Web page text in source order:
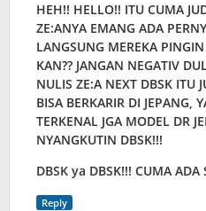
HEH!! HELLO!! ITU CUMA
ZE:ANYA EMANG ADA
LANGSUNG MEREKA
KAN?? JANGAN NEGATIV
NULIS ZE:A NEXT DBSK ITU
BISA BERKARIR DI JEPANG,
TERKENAL JGA MODEL DR
NYANGKUTIN DBSK!!!
DBSK ya DBSK!!! CUMA ADA
Reply